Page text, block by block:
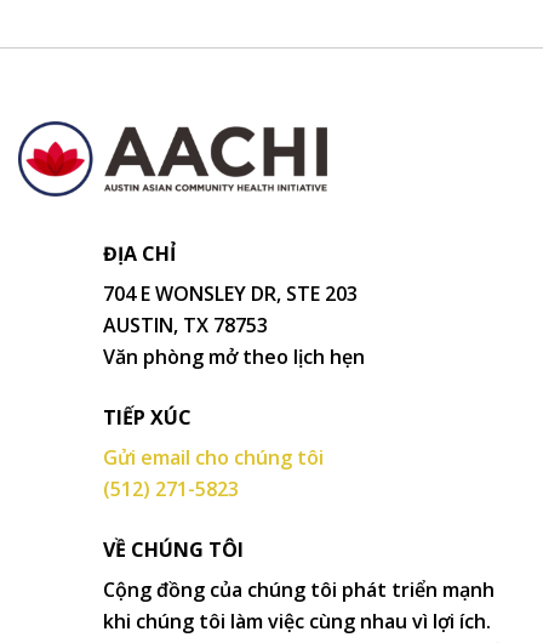
ĐỊA CHỈ
704 E WONSLEY DR, STE 203
AUSTIN, TX 78753
Văn phòng mở theo lịch hẹn
TIẾP XÚC
Gửi email cho chúng tôi
(512) 271-5823
VỀ CHÚNG TÔI
Cộng đồng của chúng tôi phát triển mạnh
khi chúng tôi làm việc cùng nhau vì lợi ích.